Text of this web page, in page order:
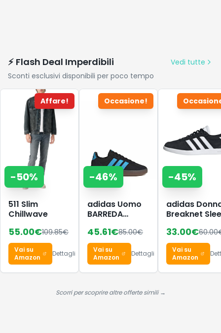
⚡ Flash Deal Imperdibili
Vedi tutte
Sconti esclusivi disponibili per poco tempo
Affare!
-50%
511 Slim
Chillwave
55.00€109.85€
Vai su
Amazon
Dettagli
Occasione!
-46%
adidas Uomo
BARREDA
Core
Black/Lucid
Aquamarine/GUM5,
38 EU
45.61€85.00€
Vai su
Amazon
Dettagli
-45%
adidas
Breaknet
Black/Ftwr
White/Core
Black, 38 EU
33.00€60.00
Vai su
Amazon
Scorri per scoprire altre offerte simili →